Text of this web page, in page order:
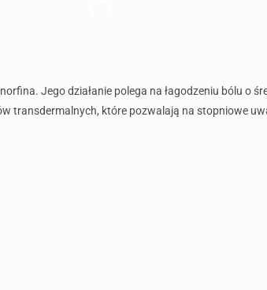
Jego działanie polega na łagodzeniu bólu o
transdermalnych, które pozwalają na stopniowe